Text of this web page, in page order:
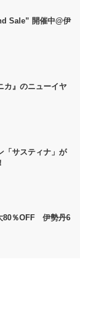
Sale” 開催中@伊
カ』のニューイヤ
「サスティナ」が
％OFF 伊勢丹6